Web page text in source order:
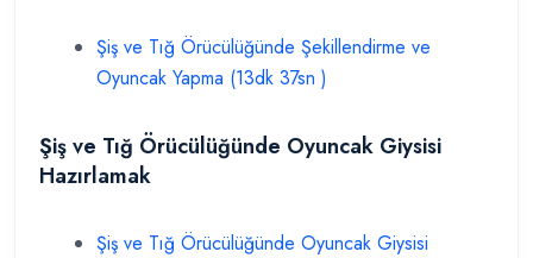
Şiş ve Tığ Örücülüğünde Şekillendirme ve
Oyuncak Yapma (13dk 37sn )
Şiş ve Tığ Örücülüğünde Oyuncak Giysisi
Hazırlamak
Şiş ve Tığ Örücülüğünde Oyuncak Giysisi